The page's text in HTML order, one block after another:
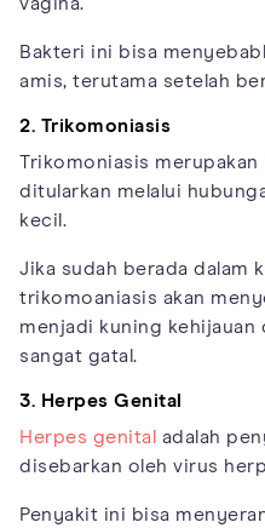
vagina.
Bakteri ini bisa
amis, terutama setelah
2. Trikomoniasis
Trikomoniasis
ditularkan melalui
kecil.
Jika sudah berada dalam
trikomoaniasis akan
menjadi kuning kehijauan
sangat gatal.
3. Herpes Genital
Herpes genital
adalah
disebarkan oleh virus
Penyakit ini bisa